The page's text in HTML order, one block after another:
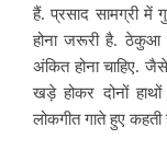
हैं. प्रसाद सामग्री
होना जरूरी है.
अंकित होना चाहिए.
खड़े होकर दोनों
लोकगीत गाते हुए कहती